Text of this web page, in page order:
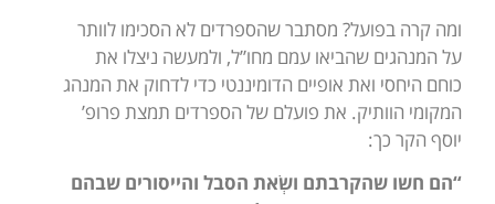
ומה קרה בפועל? מסתבר שהספרדים לא הסכימו לוותר
על המנהגים שהביאו עמם מחו”ל, ולמעשה ניצלו את
כוחם היחסי ואת אופיים הדומיננטי כדי לדחוק את המנהג
המקומי הוותיק. את פועלם של הספרדים תמצת פרופ’
יוסף הקר כך:
“הם חשו שהקרבתם ושְׂאת הסבל והייסורים שבהם